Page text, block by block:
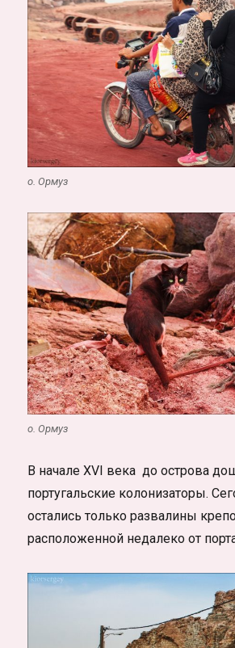
о. Ормуз
о. Ормуз
В начале XVI века до острова
португальские колонизаторы.
остались только развалины
расположенной недалеко от